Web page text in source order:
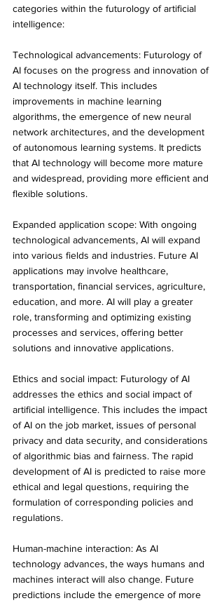
categories within the futurology of artificial
intelligence:
Technological advancements: Futurology of
AI focuses on the progress and innovation of
AI technology itself. This includes
improvements in machine learning
algorithms, the emergence of new neural
network architectures, and the development
of autonomous learning systems. It predicts
that AI technology will become more mature
and widespread, providing more efficient and
flexible solutions.
Expanded application scope: With ongoing
technological advancements, AI will expand
into various fields and industries. Future AI
applications may involve healthcare,
transportation, financial services, agriculture,
education, and more. AI will play a greater
role, transforming and optimizing existing
processes and services, offering better
solutions and innovative applications.
Ethics and social impact: Futurology of AI
addresses the ethics and social impact of
artificial intelligence. This includes the impact
of AI on the job market, issues of personal
privacy and data security, and considerations
of algorithmic bias and fairness. The rapid
development of AI is predicted to raise more
ethical and legal questions, requiring the
formulation of corresponding policies and
regulations.
Human-machine interaction: As AI
technology advances, the ways humans and
machines interact will also change. Future
predictions include the emergence of more